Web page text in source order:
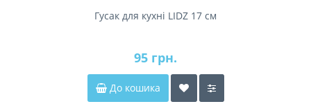
Гусак для кухні LIDZ 17 см
95 грн.
До кошика